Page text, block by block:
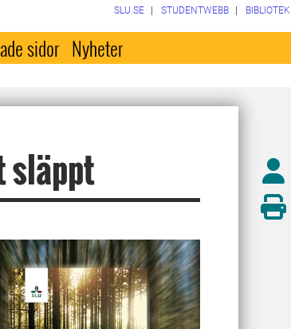
SLU.SE STUDENTWEBB BIBLIOTEK
sidor Nyheter
släppt